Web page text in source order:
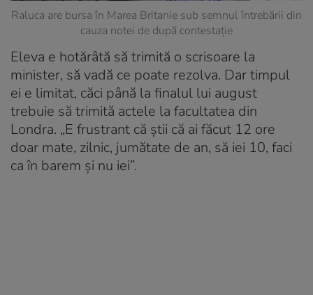
Raluca are bursa în Marea Britanie sub semnul întrebării din
cauza notei de după contestație
Eleva e hotărâtă să trimită o scrisoare la
minister, să vadă ce poate rezolva. Dar timpul
ei e limitat, căci până la finalul lui august
trebuie să trimită actele la facultatea din
Londra. „E frustrant că știi că ai făcut 12 ore
doar mate, zilnic, jumătate de an, să iei 10, faci
ca în barem și nu iei”.